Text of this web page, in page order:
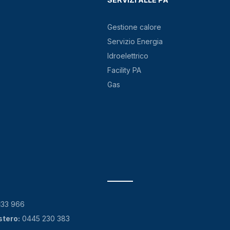
Gestione calore
Servizio Energia
Idroelettrico
Facility PA
Gas
966
0445 230 383